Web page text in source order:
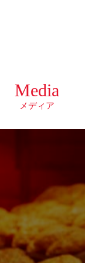
Media
メディア